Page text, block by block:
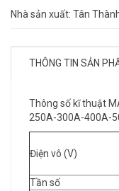
Nhà sản xuất: Tân
THÔNG TIN SẢN
Thông số kĩ thuật
250A-300A-400A-
Điện vô (V)
Tần số